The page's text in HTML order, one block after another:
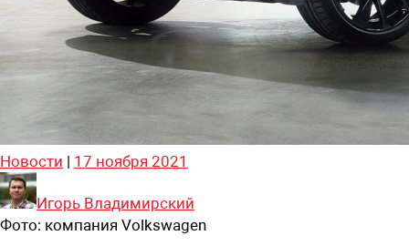
Новости | 17 ноября 2021
Игорь Владимирский
Фото: компания Volkswagen